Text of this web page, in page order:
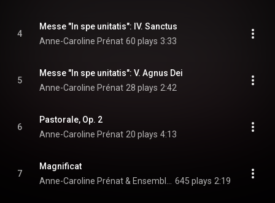
4
Messe "In spe unitatis": IV. Sanctus
Anne-Caroline Prénat 60 plays 3:33
5
Messe "In spe unitatis": V. Agnus Dei
Anne-Caroline Prénat 28 plays 2:42
6
Pastorale, Op. 2
Anne-Caroline Prénat 20 plays 4:13
7
Magnificat
645 plays 2:19